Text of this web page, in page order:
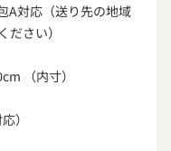
A対応（送り先の地域
さい）
（内寸）
）